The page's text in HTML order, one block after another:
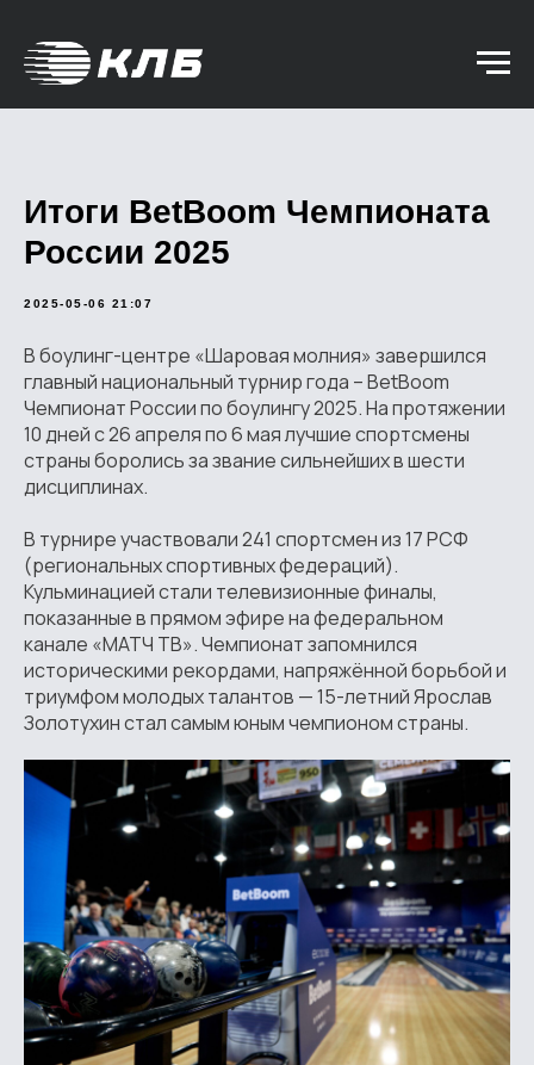
Итоги BetBoom Чемпионата
России 2025
2025-05-06 21:07
В боулинг-центре «Шаровая молния» завершился
главный национальный турнир года – BetBoom
Чемпионат России по боулингу 2025. На протяжении
10 дней с 26 апреля по 6 мая лучшие спортсмены
страны боролись за звание сильнейших в шести
дисциплинах.
В турнире участвовали 241 спортсмен из 17 РСФ
(региональных спортивных федераций).
Кульминацией стали телевизионные финалы,
показанные в прямом эфире на федеральном
канале «МАТЧ ТВ». Чемпионат запомнился
историческими рекордами, напряжённой борьбой и
триумфом молодых талантов — 15-летний Ярослав
Золотухин стал самым юным чемпионом страны.